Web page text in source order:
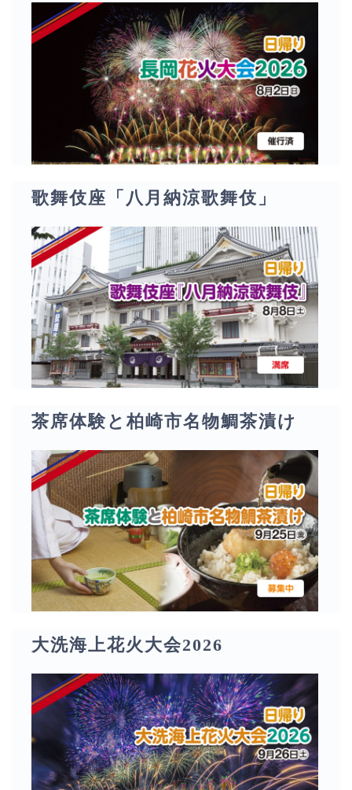
歌舞伎座「八月納涼歌舞伎」
茶席体験と柏崎市名物鯛茶漬け
大洗海上花火大会2026